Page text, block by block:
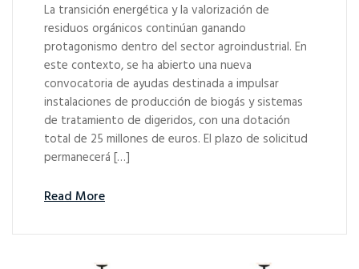
La transición energética y la valorización de
residuos orgánicos continúan ganando
protagonismo dentro del sector agroindustrial. En
este contexto, se ha abierto una nueva
convocatoria de ayudas destinada a impulsar
instalaciones de producción de biogás y sistemas
de tratamiento de digeridos, con una dotación
total de 25 millones de euros. El plazo de solicitud
permanecerá […]
Read More